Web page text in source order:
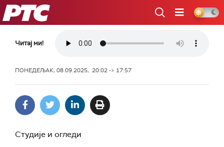
РТС
Читај ми!
ПОНЕДЕЉАК, 08.09.2025, 20:02 -> 17:57
Студије и огледи